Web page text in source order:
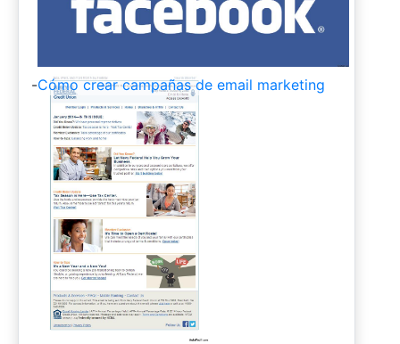
-Cómo crear campañas de email marketing